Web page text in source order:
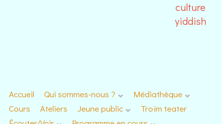
culture
yiddish
Accueil Qui sommes-nous ?
Médiathèque
Cours
Ateliers Jeune public
Troïm teater